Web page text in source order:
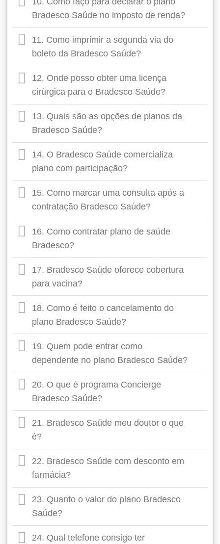
Bradesco Saúde no imposto de renda?
11. Como imprimir a segunda via do
boleto da Bradesco Saúde?
12. Onde posso obter uma licença
cirúrgica para o Bradesco Saúde?
13. Quais são as opções de planos da
Bradesco Saúde?
14. O Bradesco Saúde comercializa
plano com participação?
15. Como marcar uma consulta após a
contratação Bradesco Saúde?
16. Como contratar plano de saúde
Bradesco?
17. Bradesco Saúde oferece cobertura
para vacina?
18. Como é feito o cancelamento do
plano Bradesco Saúde?
19. Quem pode entrar como
dependente no plano Bradesco Saúde?
20. O que é programa Concierge
Bradesco Saúde?
21. Bradesco Saúde meu doutor o que
é?
22. Bradesco Saúde com desconto em
farmácia?
23. Quanto o valor do plano Bradesco
Saúde?
24. Qual telefone consigo ter